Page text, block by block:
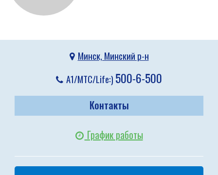
Минск, Минский р-н
A1/МТС/Life:) 500-6-500
Контакты
График работы